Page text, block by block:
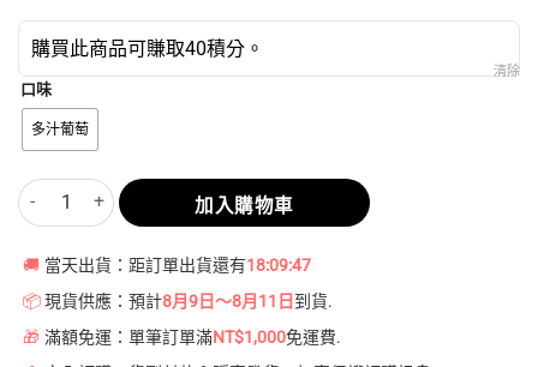
購買此商品可賺取40積分。
口味
多汁葡萄
清除
【多汁葡萄】悅刻Relx第5代幻影霧化煙彈 數量
加入購物車
🚚 當天出貨：距訂單出貨還有18:09:47
📦 現貨供應：預計8月9日～8月11日到貨.
🎁 滿額免運：單筆訂單滿NT$1,000免運費.